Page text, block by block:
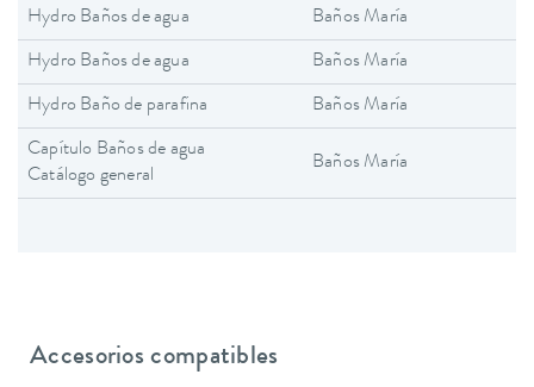
Hydro Baños de agua Baños María
Hydro Baños de agua Baños María
Hydro Baño de parafina Baños María
Capítulo Baños de agua
Catálogo general
Baños María
Accesorios compatibles